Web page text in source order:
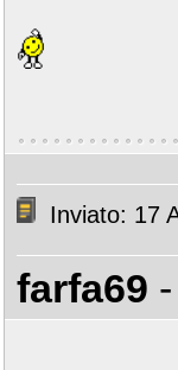
Inviato: 17
farfa69